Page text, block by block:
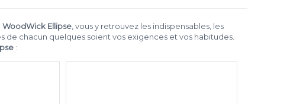
WoodWick Ellipse , vous y retrouvez les indispensables, les
chacun quelques soient vos exigences et vos habitudes.
: